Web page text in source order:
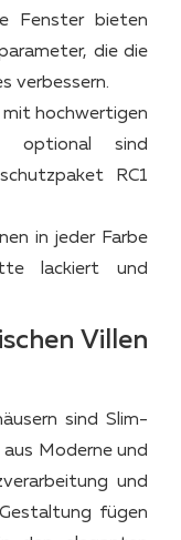
Fenster bieten
die die
verbessern.
mit hochwertigen
optional sind
RC1
in jeder Farbe
lackiert und
Villen
sind Slim-
Moderne und
und
fügen